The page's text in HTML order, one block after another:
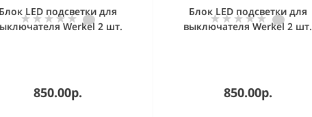
LED подсветки для
Werkel 2 шт.
850.00р.
Блок LED подсветки для
выключателя Werkel 2 шт.
850.00р.